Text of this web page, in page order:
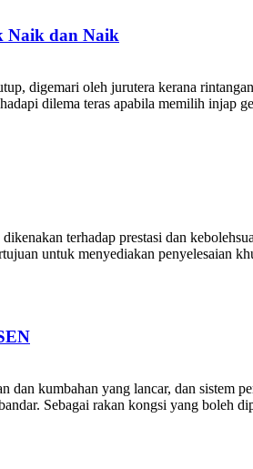
Naik dan Naik
digemari oleh jurutera kerana
dilema teras apabila memilih injap
terhadap prestasi dan
untuk menyediakan penyelesaian
kumbahan yang lancar, dan sistem
Sebagai rakan kongsi yang boleh